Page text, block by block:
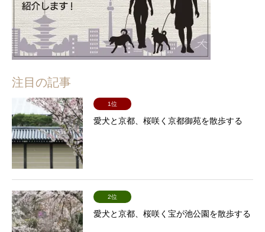
注目の記事
1位
愛犬と京都、桜咲く京都御苑を散歩する
2位
愛犬と京都、桜咲く宝が池公園を散歩する